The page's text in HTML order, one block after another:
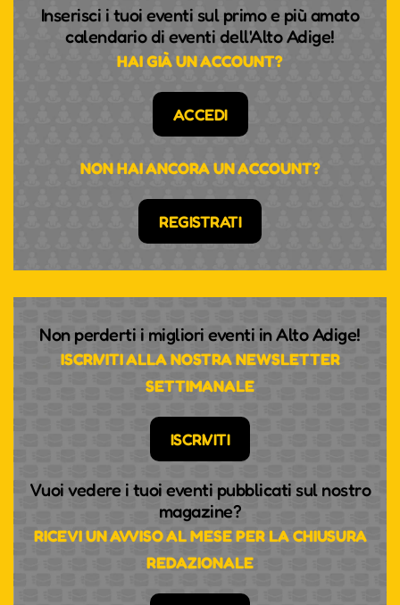
Inserisci i tuoi eventi sul primo e più amato
calendario di eventi dell'Alto Adige!
HAI GIÀ UN ACCOUNT?
ACCEDI
NON HAI ANCORA UN ACCOUNT?
REGISTRATI
Non perderti i migliori eventi in Alto Adige!
ISCRIVITI ALLA NOSTRA NEWSLETTER
SETTIMANALE
ISCRIVITI
Vuoi vedere i tuoi eventi pubblicati sul nostro
magazine?
RICEVI UN AVVISO AL MESE PER LA CHIUSURA
REDAZIONALE